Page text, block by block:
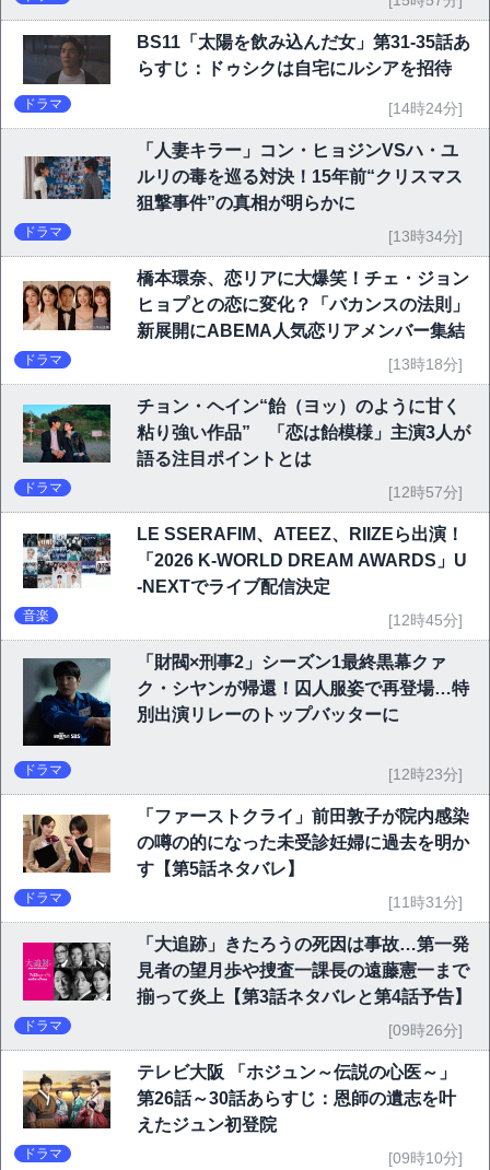
BS11「太陽を飲み込んだ女」第31-35話あ
らすじ：ドゥシクは自宅にルシアを招待
ドラマ [14時24分]
「人妻キラー」コン・ヒョジンVSハ・ユ
ルリの毒を巡る対決！15年前“クリスマス
狙撃事件”の真相が明らかに
ドラマ [13時34分]
橋本環奈、恋リアに大爆笑！チェ・ジョン
ヒョプとの恋に変化？「バカンスの法則」
新展開にABEMA人気恋リアメンバー集結
ドラマ [13時18分]
チョン・ヘイン“飴（ヨッ）のように甘く
粘り強い作品” 「恋は飴模様」主演3人が
語る注目ポイントとは
ドラマ [12時57分]
LE SSERAFIM、ATEEZ、RIIZEら出演！
「2026 K-WORLD DREAM AWARDS」U
-NEXTでライブ配信決定
音楽 [12時45分]
「財閥×刑事2」シーズン1最終黒幕クァ
ク・シヤンが帰還！囚人服姿で再登場…特
別出演リレーのトップバッターに
ドラマ [12時23分]
「ファーストクライ」前田敦子が院内感染
の噂の的になった未受診妊婦に過去を明か
す【第5話ネタバレ】
ドラマ [11時31分]
「大追跡」きたろうの死因は事故…第一発
見者の望月歩や捜査一課長の遠藤憲一まで
揃って炎上【第3話ネタバレと第4話予告】
ドラマ [09時26分]
テレビ大阪 「ホジュン～伝説の心医～」
第26話～30話あらすじ：恩師の遺志を叶
えたジュン初登院
ドラマ [09時10分]